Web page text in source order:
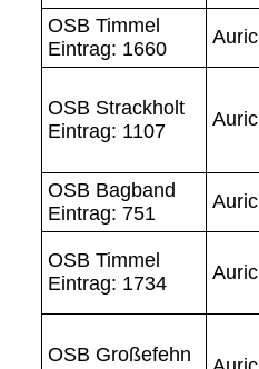
OSB Timmel
Eintrag: 1660
OSB Strackholt
Eintrag: 1107
OSB Bagband
Eintrag: 751
OSB Timmel
Eintrag: 1734
OSB Großefehn